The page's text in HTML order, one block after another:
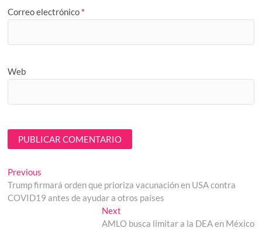
Correo electrónico *
Web
Navegación
de
Previous
post:
Trump firmará orden que prioriza vacunación en USA contra
COVID19 antes de ayudar a otros países
NextNext
post:
AMLO busca limitar a la DEA en México